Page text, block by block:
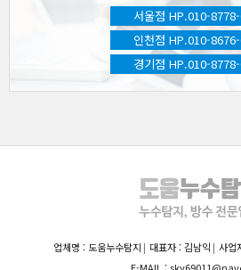
서울점 HP.010-
인천점 HP.010-
경기점 HP.010-
업체명 : 도움누수탐지 대표자 : 김남익
사업